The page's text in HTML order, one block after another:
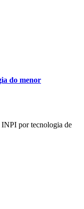
do menor
por tecnologia de